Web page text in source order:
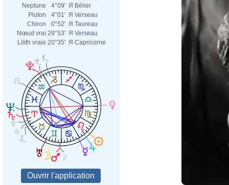
Neptune
4°09' Я Bélier
Pluton
4°01' Я Verseau
Chiron
0°52' Я Taureau
Nœud vrai 29°53' Я Verseau
Lilith vraie 20°35' Я Capricorne